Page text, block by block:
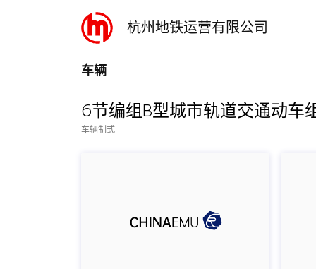
杭州地铁运营有限公司
车辆
6节编组B型城市轨道交通动车
车辆制式